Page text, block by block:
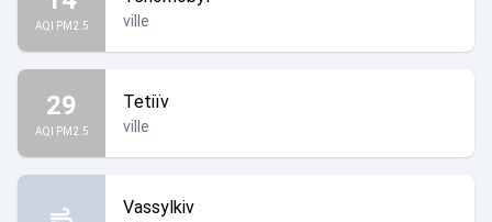
AQI PM2.5 ville
29
AQI PM2.5
Tetiïv
ville
Vassylkiv